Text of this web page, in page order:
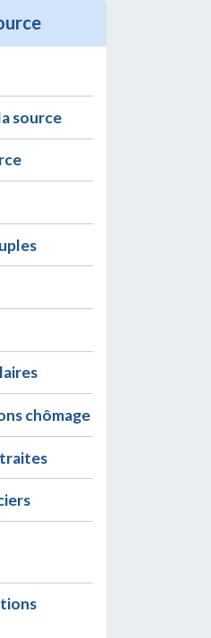
source
chômage